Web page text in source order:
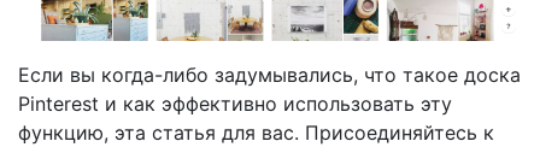
Если вы когда-либо задумывались, что такое доска
Pinterest и как эффективно использовать эту
функцию, эта статья для вас. Присоединяйтесь к